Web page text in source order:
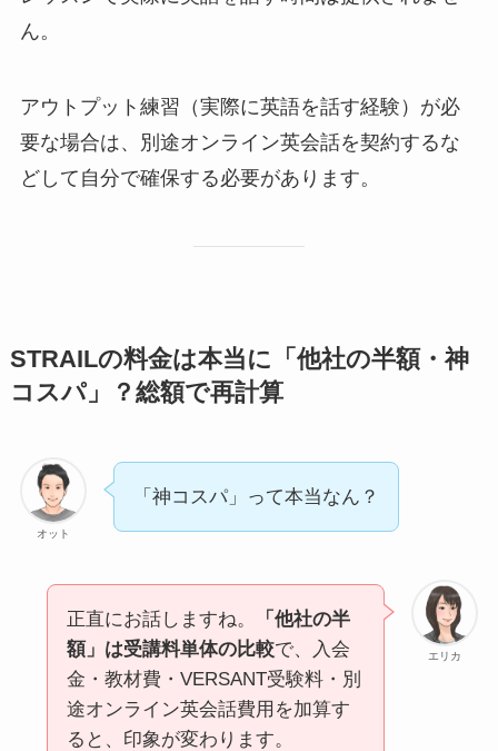
ん。
アウトプット練習（実際に英語を話す経験）が必
要な場合は、別途オンライン英会話を契約するな
どして自分で確保する必要があります。
STRAILの料金は本当に「他社の半額・神
コスパ」？総額で再計算
オット
「神コスパ」って本当なん？
エリカ
正直にお話しますね。
「他社の半
額」は受講料単体の比較で、入会
金・教材費・VERSANT受験料・別
途オンライン英会話費用を加算す
ると、印象が変わります。